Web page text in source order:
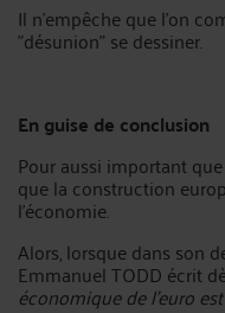
Il n'empêche que l'on
"désunion" se dessiner.
En guise de conclusion
Pour aussi important
que la construction
l'économie.
Alors, lorsque dans son
Emmanuel TODD écrit
économique de l'euro